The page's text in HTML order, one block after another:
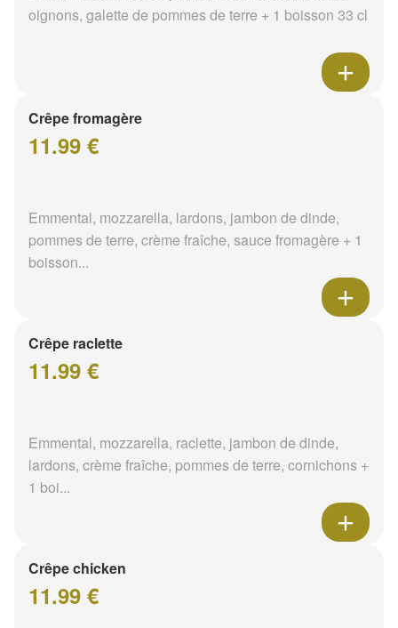
oignons, galette de pommes de terre + 1 boisson 33 cl
Crêpe fromagère
11.99 €
Emmental, mozzarella, lardons, jambon de dinde,
pommes de terre, crème fraîche, sauce fromagère + 1
boisson...
Crêpe raclette
11.99 €
Emmental, mozzarella, raclette, jambon de dinde,
lardons, crème fraîche, pommes de terre, cornichons +
1 boi...
Crêpe chicken
11.99 €